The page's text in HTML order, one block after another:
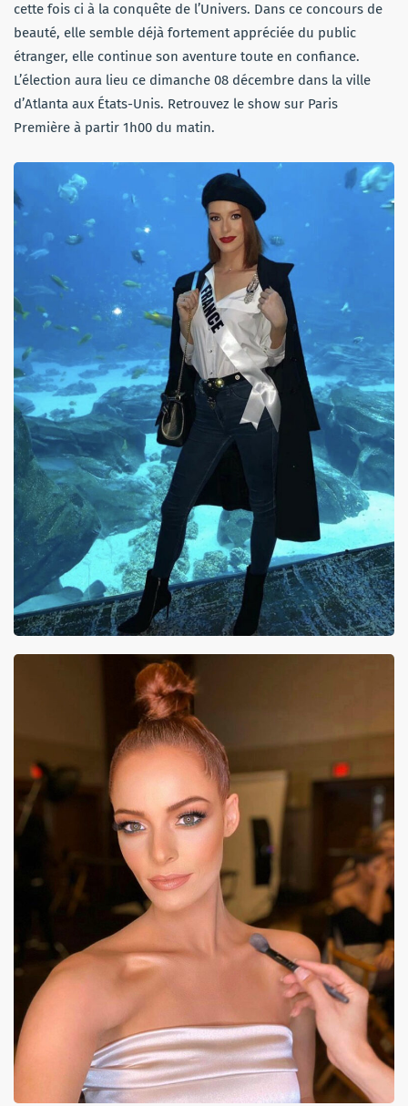
cette fois ci à la conquête de l’Univers. Dans ce concours de
beauté, elle semble déjà fortement appréciée du public
étranger, elle continue son aventure toute en confiance.
L’élection aura lieu ce dimanche 08 décembre dans la ville
d’Atlanta aux États-Unis. Retrouvez le show sur Paris
Première à partir 1h00 du matin.